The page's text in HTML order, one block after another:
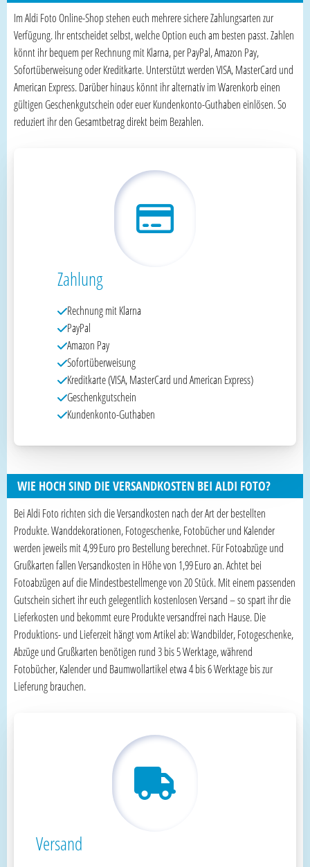
Im Aldi Foto Online-Shop stehen euch mehrere sichere Zahlungsarten zur
Verfügung. Ihr entscheidet selbst, welche Option euch am besten passt. Zahlen
könnt ihr bequem per Rechnung mit Klarna, per PayPal, Amazon Pay,
Sofortüberweisung oder Kreditkarte. Unterstützt werden VISA, MasterCard und
American Express. Darüber hinaus könnt ihr alternativ im Warenkorb einen
gültigen Geschenkgutschein oder euer Kundenkonto-Guthaben einlösen. So
reduziert ihr den Gesamtbetrag direkt beim Bezahlen.
Zahlung
Rechnung mit Klarna
PayPal
Amazon Pay
Sofortüberweisung
Kreditkarte (VISA, MasterCard und American Express)
Geschenkgutschein
Kundenkonto-Guthaben
WIE HOCH SIND DIE VERSANDKOSTEN BEI ALDI FOTO?
Bei Aldi Foto richten sich die Versandkosten nach der Art der bestellten
Produkte. Wanddekorationen, Fotogeschenke, Fotobücher und Kalender
werden jeweils mit 4,99 Euro pro Bestellung berechnet. Für Fotoabzüge und
Grußkarten fallen Versandkosten in Höhe von 1,99 Euro an. Achtet bei
Fotoabzügen auf die Mindestbestellmenge von 20 Stück. Mit einem passenden
Gutschein sichert ihr euch gelegentlich kostenlosen Versand – so spart ihr die
Lieferkosten und bekommt eure Produkte versandfrei nach Hause. Die
Produktions- und Lieferzeit hängt vom Artikel ab: Wandbilder, Fotogeschenke,
Abzüge und Grußkarten benötigen rund 3 bis 5 Werktage, während
Fotobücher, Kalender und Baumwollartikel etwa 4 bis 6 Werktage bis zur
Lieferung brauchen.
Versand